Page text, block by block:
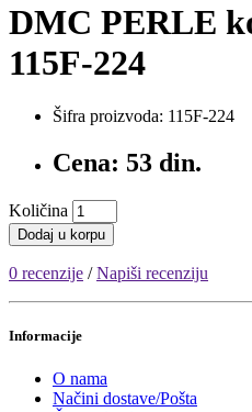
DMC PERLE
115F-224
Šifra proizvoda: 115F-224
Cena: 53 din.
Količina
Dodaj u korpu
0 recenzije /Napiši recenziju
Informacije
O nama
Načini dostave/Pošta